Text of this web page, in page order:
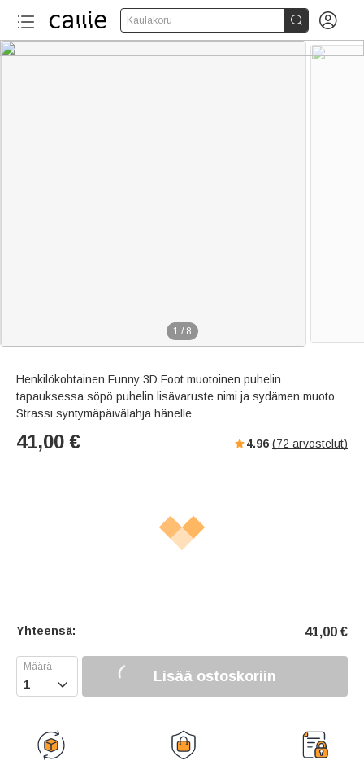
Kaulakoru  
1 / 8
Henkilökohtainen Funny 3D Foot muotoinen puhelin
tapauksessa söpö puhelin lisävaruste nimi ja sydämen muoto
Strassi syntymäpäivälahja hänelle
41,00 € 4.96 (72 arvostelut)
Yhteensä: 41,00 €
 Lisää ostoskoriin